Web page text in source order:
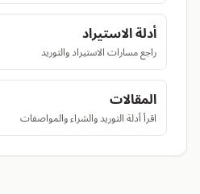
أدلة الاستيراد
راجع مسارات الاستيراد والتوريد
المقالات
اقرأ أدلة التوريد والشراء والمواصفات